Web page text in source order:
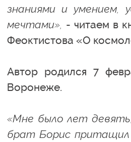
знаниями и умением,
мечтами», - читаем в
Феоктистова «О
Автор родился 7
Воронеже.
«Мне было лет
брат Борис притащил